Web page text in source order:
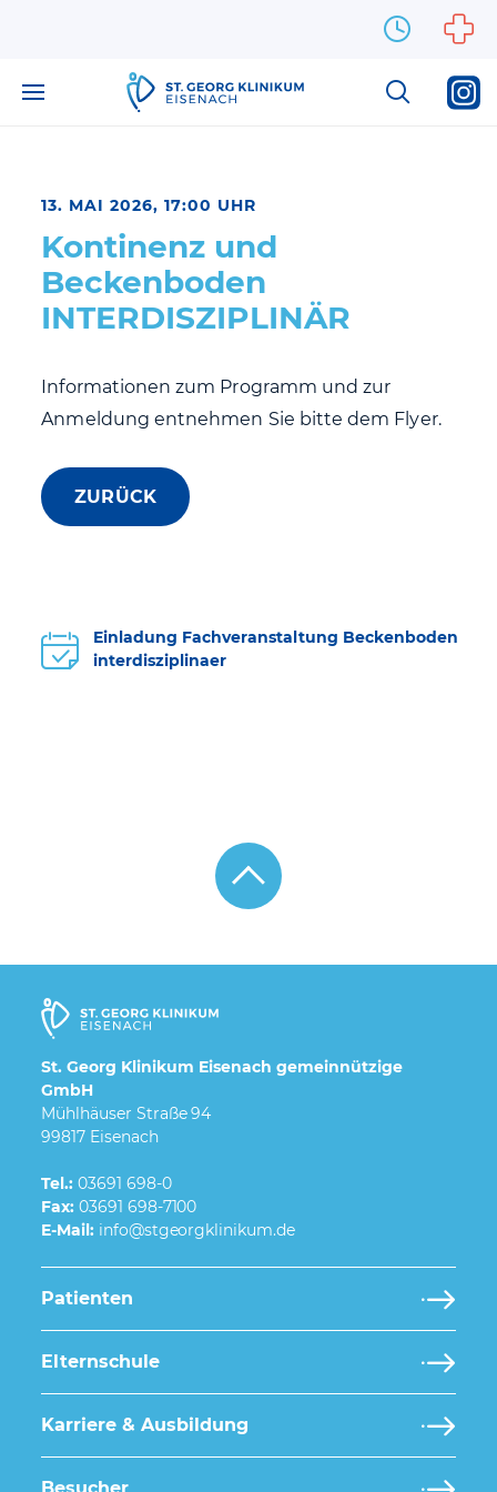
13. MAI 2026, 17:00 UHR
Kontinenz und
Beckenboden
INTERDISZIPLINÄR
Informationen zum Programm und zur
Anmeldung entnehmen Sie bitte dem Flyer.
ZURÜCK
Einladung Fachveranstaltung Beckenboden
interdisziplinaer
St. Georg Klinikum Eisenach gemeinnützige
GmbH
Mühlhäuser Straße 94
99817 Eisenach
Tel.: 03691 698-0
Fax: 03691 698-7100
E-Mail:
Patienten
Elternschule
Karriere & Ausbildung